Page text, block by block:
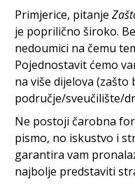
Primjerice, pitanje
je poprilično široko.
nedoumici na čemu
Pojednostavit ćemo
na više dijelova (zašto
područje/sveučilište/
Ne postoji čarobna
pismo, no iskustvo i
garantira vam
najbolje predstaviti